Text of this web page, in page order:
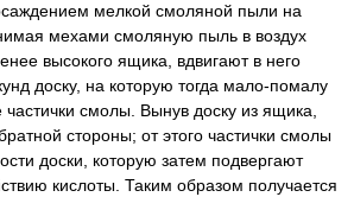
мелкой смоляной пыли на
мехами смоляную пыль в воздух
высокого ящика, вдвигают в него
доску, на которую тогда мало-помалу
смолы. Вынув доску из ящика,
стороны; от этого частички смолы
доски, которую затем подвергают
кислоты. Таким образом получается